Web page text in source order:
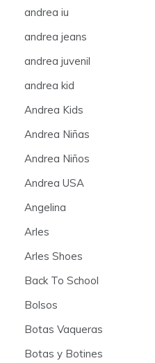
andrea iu
andrea jeans
andrea juvenil
andrea kid
Andrea Kids
Andrea Niñas
Andrea Niños
Andrea USA
Angelina
Arles
Arles Shoes
Back To School
Bolsos
Botas Vaqueras
Botas y Botines